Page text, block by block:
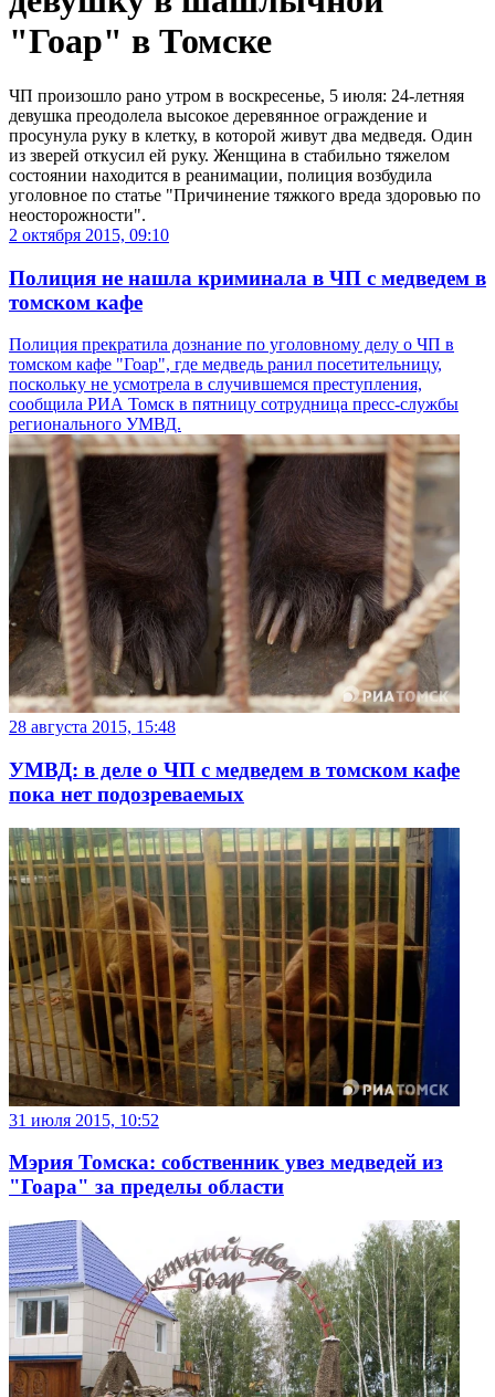
"Гоар" в Томске
ЧП произошло рано утром в воскресенье, 5 июля: 24-летняя
девушка преодолела высокое деревянное ограждение и
просунула руку в клетку, в которой живут два медведя. Один
из зверей откусил ей руку. Женщина в стабильно тяжелом
состоянии находится в реанимации, полиция возбудила
уголовное по статье "Причинение тяжкого вреда здоровью по
неосторожности".
2 октября 2015, 09:10
Полиция не нашла криминала в ЧП с медведем в
томском кафе
Полиция прекратила дознание по уголовному делу о ЧП в
томском кафе "Гоар", где медведь ранил посетительницу,
поскольку не усмотрела в случившемся преступления,
сообщила РИА Томск в пятницу сотрудница пресс-службы
регионального УМВД.
28 августа 2015, 15:48
УМВД: в деле о ЧП с медведем в томском кафе
пока нет подозреваемых
31 июля 2015, 10:52
Мэрия Томска: собственник увез медведей из
"Гоара" за пределы области